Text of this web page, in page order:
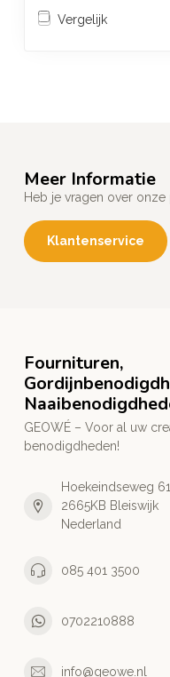
Vergelijk
Meer Informatie
Heb je vragen over
Klantenservice
Fournituren,
GEOWÉ – Voor al uw
benodigdheden!
Hoekeindseweg 61
2665KB Bleiswijk
Nederland
085 401 3500
0702210888
info@geowe.nl